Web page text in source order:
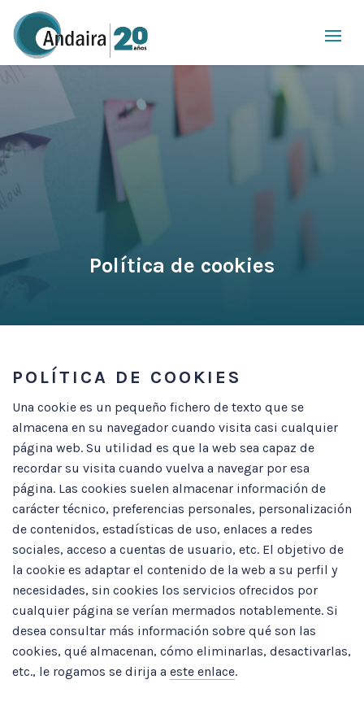
Política de cookies
POLÍTICA DE COOKIES
Una cookie es un pequeño fichero de texto que se
almacena en su navegador cuando visita casi cualquier
página web. Su utilidad es que la web sea capaz de
recordar su visita cuando vuelva a navegar por esa
página. Las cookies suelen almacenar información de
carácter técnico, preferencias personales, personalización
de contenidos, estadísticas de uso, enlaces a redes
sociales, acceso a cuentas de usuario, etc. El objetivo de
la cookie es adaptar el contenido de la web a su perfil y
necesidades, sin cookies los servicios ofrecidos por
cualquier página se verían mermados notablemente. Si
desea consultar más información sobre qué son las
cookies, qué almacenan, cómo eliminarlas, desactivarlas,
etc., le rogamos se dirija a este enlace.